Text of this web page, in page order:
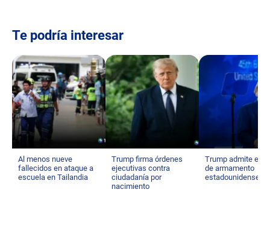
Te podría interesar
Al menos nueve
fallecidos en ataque a
escuela en Tailandia
Trump firma órdenes
ejecutivas contra
ciudadanía por
nacimiento
Trump admite
de armamento
estadounidense